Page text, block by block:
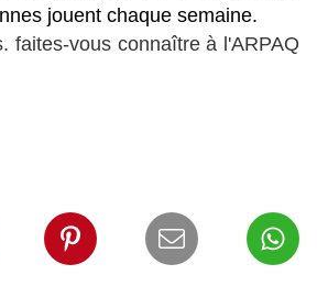
jouent chaque semaine.
faites-vous connaître à l'ARPAQ